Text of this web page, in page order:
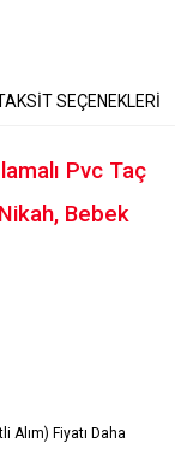
SEÇENEKLERİ
Pvc Taç
Bebek
Alım) Fiyatı Daha